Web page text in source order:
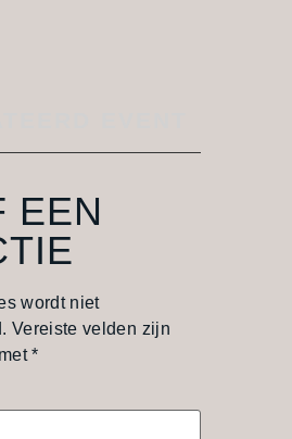
EEN
wordt niet
Vereiste velden zijn
*